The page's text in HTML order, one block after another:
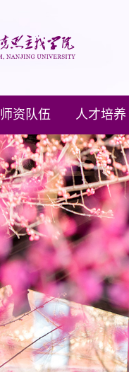
师资队伍 人才培养